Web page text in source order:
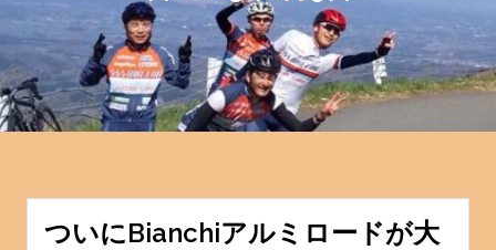
ついにBianchiアルミロードが大